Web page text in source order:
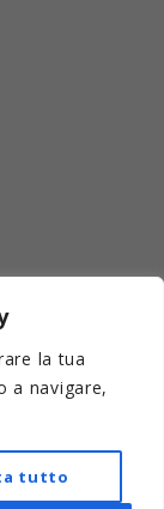
la tua
a navigare,
tutto